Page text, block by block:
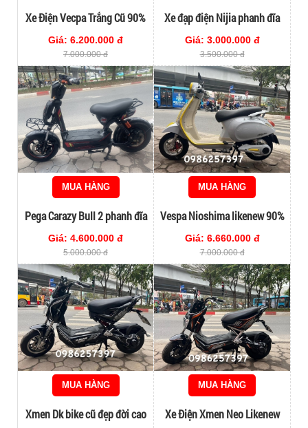
Xe Điện Vecpa Trắng Cũ 90%
Giá: 6.200.000 đ
7.000.000 đ
Xe đạp điện Nijia phanh đĩa
Giá: 3.000.000 đ
3.500.000 đ
MUA HÀNG
Pega Carazy Bull 2 phanh đĩa
Giá: 4.600.000 đ
5.000.000 đ
MUA HÀNG
Vespa Nioshima likenew 90%
Giá: 6.660.000 đ
7.000.000 đ
MUA HÀNG
Xmen Dk bike cũ đẹp đời cao
MUA HÀNG
Xe Điện Xmen Neo Likenew